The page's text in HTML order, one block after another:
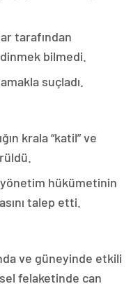
tarafından
bilmedi.
suçladı.
krala “katil” ve
yönetim hükümetinin
talep etti.
ve güneyinde etkili
sel felaketinde can